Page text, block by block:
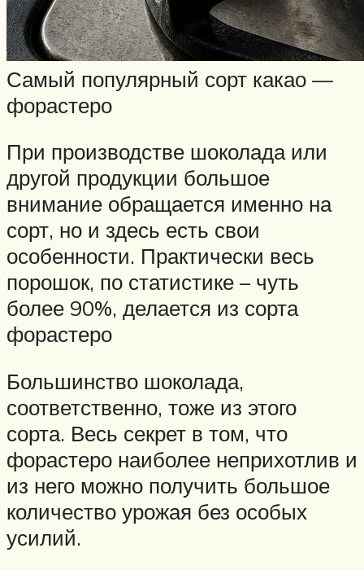
Самый популярный сорт какао —
форастеро
При производстве шоколада или
другой продукции большое
внимание обращается именно на
сорт, но и здесь есть свои
особенности. Практически весь
порошок, по статистике – чуть
более 90%, делается из сорта
форастеро
Большинство шоколада,
соответственно, тоже из этого
сорта. Весь секрет в том, что
форастеро наиболее неприхотлив и
из него можно получить большое
количество урожая без особых
усилий.